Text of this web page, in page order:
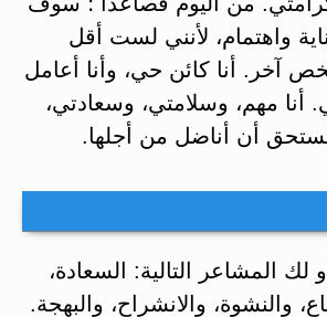
واهتمام، لأنني لست أقل
آخر. أنا كائن حي، وأنا أعامل
مهم، وسلامتي، وسعادتي،
أن أناضل من أجلها.
المشاعر التالية: السعادة،
والنشوة، والانشراح، والبهجة.